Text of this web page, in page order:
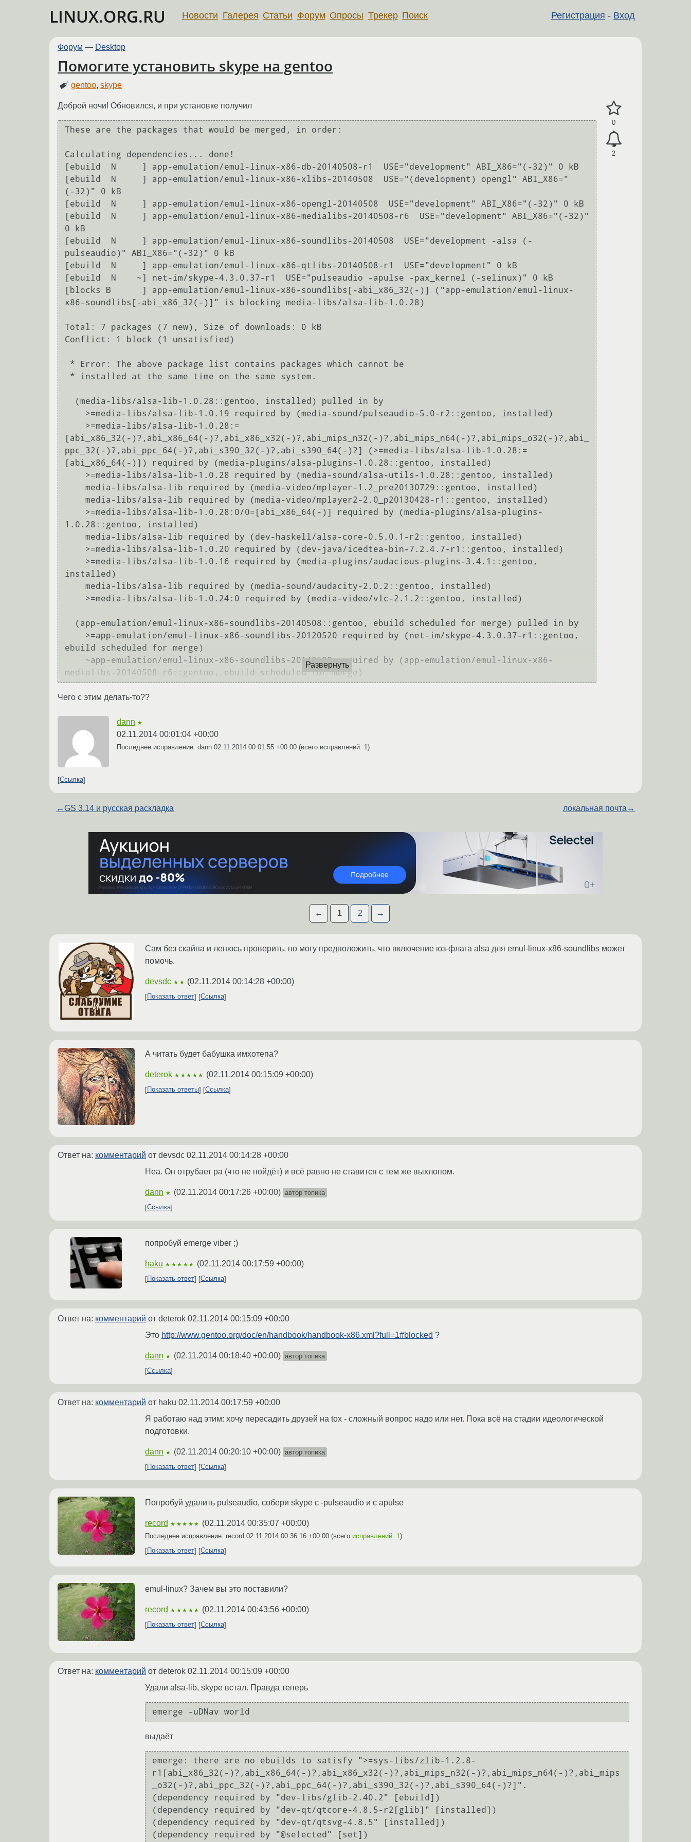
LINUX.ORG.RU Регистрация - Вход
Новости Галерея Статьи Форум Опросы Трекер Поиск
Форум — Desktop
Помогите установить skype на gentoo
gentoo,skype
0
2
Доброй ночи! Обновился, и при установке получил
These are the packages that would be merged, in order:
Calculating dependencies... done!
[ebuild  N     ] app-emulation/emul-linux-x86-db-20140508-r1  USE="development" ABI_X86="(-32)" 0 kB
[ebuild  N     ] app-emulation/emul-linux-x86-xlibs-20140508  USE="(development) opengl" ABI_X86="
(-32)" 0 kB
[ebuild  N     ] app-emulation/emul-linux-x86-opengl-20140508  USE="development" ABI_X86="(-32)" 0 kB
[ebuild  N     ] app-emulation/emul-linux-x86-medialibs-20140508-r6  USE="development" ABI_X86="(-32)"
0 kB
[ebuild  N     ] app-emulation/emul-linux-x86-soundlibs-20140508  USE="development -alsa (-
pulseaudio)" ABI_X86="(-32)" 0 kB
[ebuild  N     ] app-emulation/emul-linux-x86-qtlibs-20140508-r1  USE="development" 0 kB
[ebuild  N    ~] net-im/skype-4.3.0.37-r1  USE="pulseaudio -apulse -pax_kernel (-selinux)" 0 kB
[blocks B      ] app-emulation/emul-linux-x86-soundlibs[-abi_x86_32(-)] ("app-emulation/emul-linux-
x86-soundlibs[-abi_x86_32(-)]" is blocking media-libs/alsa-lib-1.0.28)
Total: 7 packages (7 new), Size of downloads: 0 kB
Conflict: 1 block (1 unsatisfied)
[abi_x86_32(-)?,abi_x86_64(-)?,abi_x86_x32(-)?,abi_mips_n32(-)?,abi_mips_n64(-)?,abi_mips_o32(-)?,abi_
ppc_32(-)?,abi_ppc_64(-)?,abi_s390_32(-)?,abi_s390_64(-)?] (>=media-libs/alsa-lib-1.0.28:=
[abi_x86_64(-)]) required by (media-plugins/alsa-plugins-1.0.28::gentoo, installed)
1.0.28::gentoo, installed)
installed)
ebuild scheduled for merge)
Развернуть
Чего с этим делать-то??
dann ★
02.11.2014 00:01:04 +00:00
Последнее исправление: dann 02.11.2014 00:01:55 +00:00 (всего исправлений: 1)
Ссылка
←GS 3.14 и русская раскладка локальная почта →
← 1 2 →
Сам без скайпа и ленюсь проверить, но могу предположить, что включение юз-флага alsa для emul-linux-x86-soundlibs может
помочь.
devsdc ★★ (02.11.2014 00:14:28 +00:00)
Показать ответ Ссылка
А читать будет бабушка имхотепа?
deterok ★★★★★ (02.11.2014 00:15:09 +00:00)
Показать ответы Ссылка
Ответ на: комментарий от devsdc 02.11.2014 00:14:28 +00:00
Неа. Он отрубает pa (что не пойдёт) и всё равно не ставится с тем же выхлопом.
dann ★ (02.11.2014 00:17:26 +00:00) автор топика
Ссылка
попробуй emerge viber ;)
haku ★★★★★ (02.11.2014 00:17:59 +00:00)
Показать ответ Ссылка
Ответ на: комментарий от deterok 02.11.2014 00:15:09 +00:00
Это http://www.gentoo.org/doc/en/handbook/handbook-x86.xml?full=1#blocked ?
dann ★ (02.11.2014 00:18:40 +00:00) автор топика
Ссылка
Ответ на: комментарий от haku 02.11.2014 00:17:59 +00:00
Я работаю над этим: хочу пересадить друзей на tox - сложный вопрос надо или нет. Пока всё на стадии идеологической
подготовки.
dann ★ (02.11.2014 00:20:10 +00:00) автор топика
Показать ответ
Ссылка
Попробуй удалить pulseaudio, собери skype c -pulseaudio и с apulse
record ★★★★★ (02.11.2014 00:35:07 +00:00)
Последнее исправление: record 02.11.2014 00:36:16 +00:00 (всего исправлений: 1 )
Показать ответ
Ссылка
emul-linux? Зачем вы это поставили?
record ★★★★★ (02.11.2014 00:43:56 +00:00)
Показать ответ Ссылка
Ответ на: комментарий от deterok 02.11.2014 00:15:09 +00:00
Удали alsa-lib, skype встал. Правда теперь
emerge -uDNav world
выдаёт
emerge: there are no ebuilds to satisfy ">=sys-libs/zlib-1.2.8-
r1[abi_x86_32(-)?,abi_x86_64(-)?,abi_x86_x32(-)?,abi_mips_n32(-)?,abi_mips_n64(-)?,abi_mips
_o32(-)?,abi_ppc_32(-)?,abi_ppc_64(-)?,abi_s390_32(-)?,abi_s390_64(-)?]".
(dependency required by "dev-libs/glib-2.40.2" [ebuild])
(dependency required by "dev-qt/qtcore-4.8.5-r2[glib]" [installed])
(dependency required by "dev-qt/qtsvg-4.8.5" [installed])
(dependency required by "@selected" [set])